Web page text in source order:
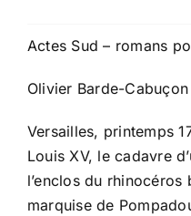
Actes Sud – romans
Olivier Barde-Cabuçon
Versailles, printemps
Louis XV, le cadavre
l’enclos du
marquise de